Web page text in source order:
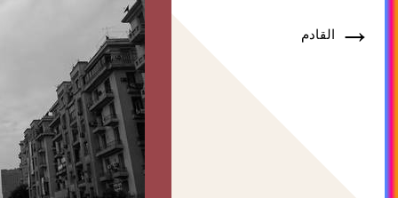
→ القادم